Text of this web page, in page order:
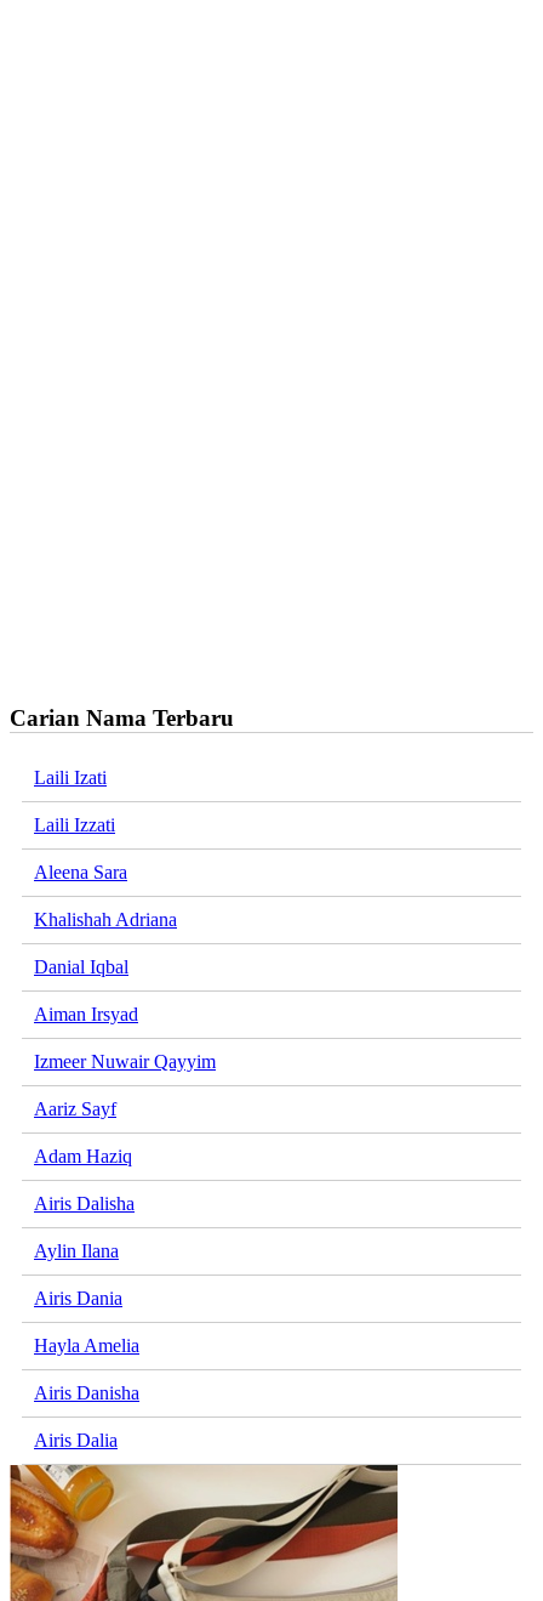
Carian Nama Terbaru
Laili Izati
Laili Izzati
Aleena Sara
Khalishah Adriana
Danial Iqbal
Aiman Irsyad
Izmeer Nuwair Qayyim
Aariz Sayf
Adam Haziq
Airis Dalisha
Aylin Ilana
Airis Dania
Hayla Amelia
Airis Danisha
Airis Dalia